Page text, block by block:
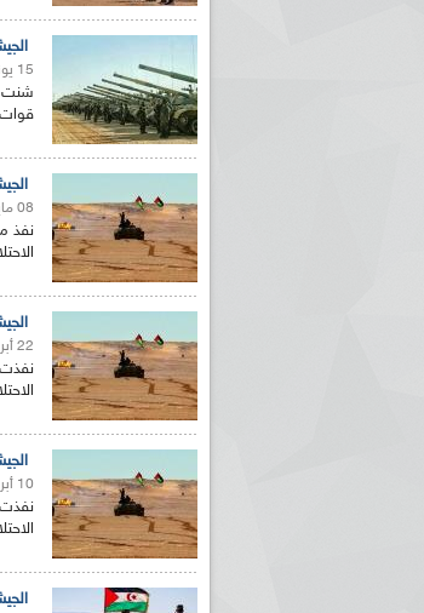
15 يونيو 2021
شنت
قوات
08 مايو 2021
نفذ
22 أبريل 2021
10 أبريل 2021